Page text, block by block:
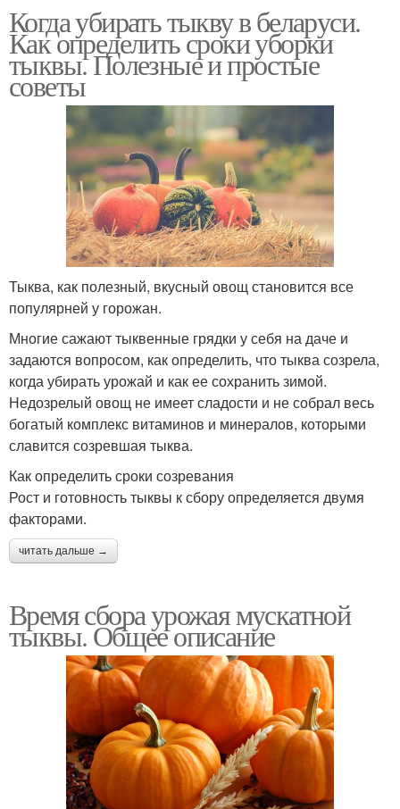
Когда убирать тыкву в беларуси.
Как определить сроки уборки
тыквы. Полезные и простые
советы
Тыква, как полезный, вкусный овощ становится все
популярней у горожан.
Многие сажают тыквенные грядки у себя на даче и
задаются вопросом, как определить, что тыква созрела,
когда убирать урожай и как ее сохранить зимой.
Недозрелый овощ не имеет сладости и не собрал весь
богатый комплекс витаминов и минералов, которыми
славится созревшая тыква.
Как определить сроки созревания
Рост и готовность тыквы к сбору определяется двумя
факторами.
читать дальше →
Время сбора урожая мускатной
тыквы. Общее описание